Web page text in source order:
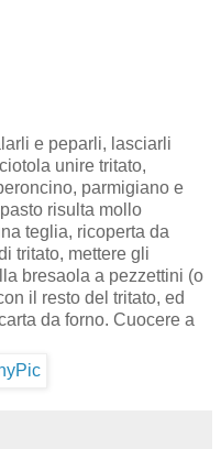
e peparli, lasciarli
unire tritato,
parmigiano e
risulta mollo
teglia, ricoperta da
tritato, mettere gli
bresaola a pezzettini (o
il resto del tritato, ed
da forno. Cuocere a